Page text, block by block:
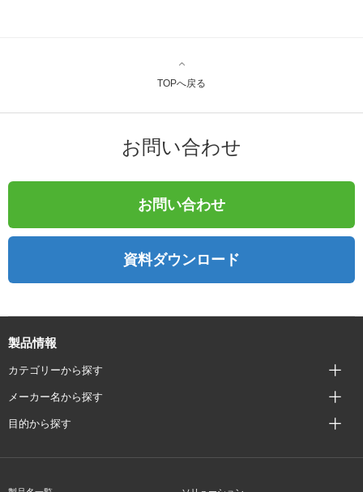
TOPへ戻る
お問い合わせ
お問い合わせ
資料ダウンロード
製品情報
カテゴリーから探す
メーカー名から探す
目的から探す